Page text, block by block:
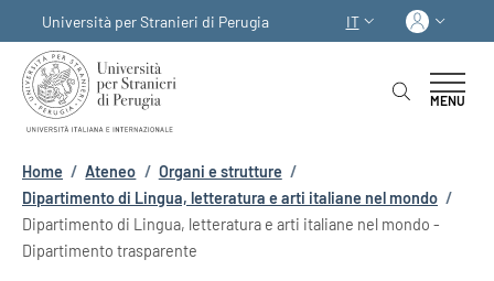
Università per Stranieri di Perugia
SELETTORE LINGUA:
IT
MENU
Briciole di pane
Home / Ateneo / Organi e strutture /
Dipartimento di Lingua, letteratura e arti italiane nel mondo /
Dipartimento di Lingua, letteratura e arti italiane nel mondo -
Dipartimento trasparente